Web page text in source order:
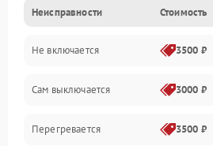
Механика
Неисправности Стоимость
Не включается 3500 ₽
Сам выключается 3000 ₽
Перегревается 3500 ₽